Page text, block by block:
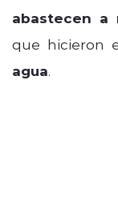
abastecen a
que hicieron
agua.